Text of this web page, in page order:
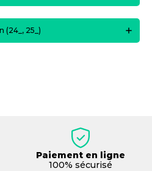
(24_, 25_)
Paiement en ligne
100% sécurisé